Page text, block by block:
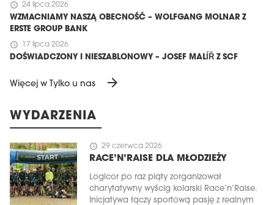
schedule 24 lipca 2026
WZMACNIAMY NASZĄ OBECNOŚĆ – WOLFGANG MOLNAR Z
ERSTE GROUP BANK
schedule 17 lipca 2026
DOŚWIADCZONY I NIESZABLONOWY – JOSEF MALÍŘ Z SCF
Więcej w Tylko u nas arrow_forward
WYDARZENIA
schedule 29 czerwca 2026
RACE’N’RAISE DLA MŁODZIEŻY
Logicor po raz piąty zorganizował
charytatywny wyścig kolarski Race’n’Raise.
Inicjatywa łączy sportową pasję z realnym